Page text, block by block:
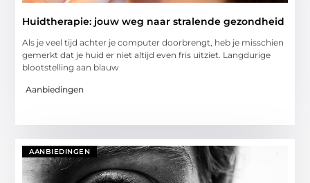
Huidtherapie: jouw weg naar stralende gezondheid
Als je veel tijd achter je computer doorbrengt, heb je misschien
gemerkt dat je huid er niet altijd even fris uitziet. Langdurige
blootstelling aan blauw
Aanbiedingen
AANBIEDINGEN